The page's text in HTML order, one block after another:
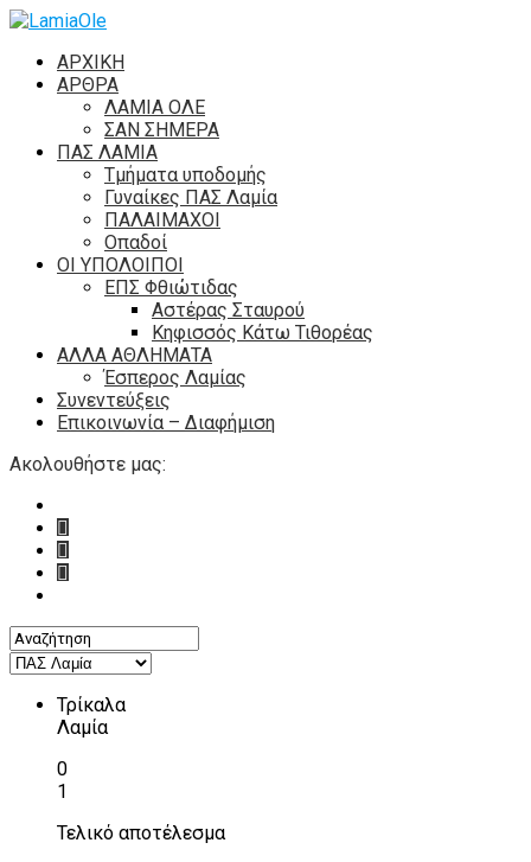
ΑΡΧΙΚΗ
ΑΡΘΡΑ
ΛΑΜΙΑ ΟΛΕ
ΣΑΝ ΣΗΜΕΡΑ
ΠΑΣ ΛΑΜΙΑ
Τμήματα υποδομής
Γυναίκες ΠΑΣ Λαμία
ΠΑΛΑΙΜΑΧΟΙ
Οπαδοί
ΟΙ ΥΠΟΛΟΙΠΟΙ
ΕΠΣ Φθιώτιδας
Αστέρας Σταυρού
Κηφισσός Κάτω Τιθορέας
ΑΛΛΑ ΑΘΛΗΜΑΤΑ
Έσπερος Λαμίας
Συνεντεύξεις
Επικοινωνία – Διαφήμιση
Ακολουθήστε μας:
Τρίκαλα
Λαμία
0
1
Τελικό αποτέλεσμα